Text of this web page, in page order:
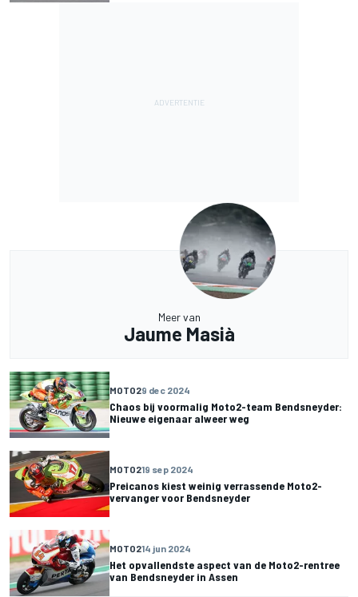
Meer van
Jaume Masià
MOTO29 dec 2024
Chaos bij voormalig Moto2-team Bendsneyder:
Nieuwe eigenaar alweer weg
MOTO219 sep 2024
Preicanos kiest weinig verrassende Moto2-
vervanger voor Bendsneyder
MOTO214 jun 2024
Het opvallendste aspect van de Moto2-rentree
van Bendsneyder in Assen